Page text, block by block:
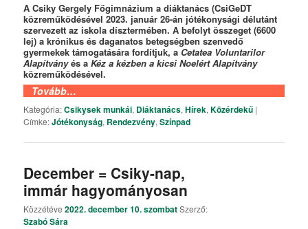
A Csiky Gergely Főgimnázium a diáktanács (CsiGeDT
közreműködésével 2023. január 26-án jótékonysági délutánt
szervezett az iskola dísztermében. A befolyt összeget (6600
lej) a krónikus és daganatos betegségben szenvedő
gyermekek támogatására fordítjuk, a Cetatea Voluntarilor
Alapítványés aKéz a kézben a kicsi Noelért Alapítvány
közreműködésével.
Tovább…
Kategória:Csikysek munkái, Diáktanács,Hírek,Közérdekű |
Címke:Jótékonyság, Rendezvény,Színpad
December = Csiky-nap,
immár hagyományosan
Közzétéve2022. december 10. szombatSzerző:
Szabó Sára